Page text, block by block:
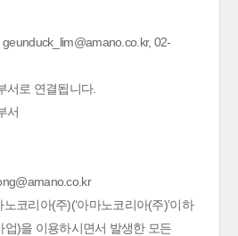
02-
서로 연결됩니다.
서
코리아(주)(‘아마노코리아(주)’이하
업)을 이용하시면서 발생한 모든